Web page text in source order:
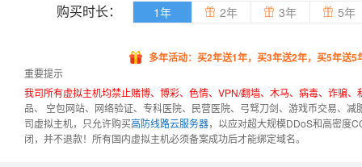
购买时长： 1年 2年 3年 5年
多年活动：买2年送1年，买3年送2年，买5年送5
重要提示
我司所有虚拟主机均禁止赌博、博彩、色情、VPN/翻墙、木马、病毒、诈骗
品、 空包网站、网络验证、专科医院、民营医院、弓驽刀剑、游戏币交易、
司虚拟主机，只允许购买高防线路云服务器，以应对超大规模DDoS和高密度
闭，并不退款！ 所有国内虚拟主机必须备案成功后才能绑定域名。